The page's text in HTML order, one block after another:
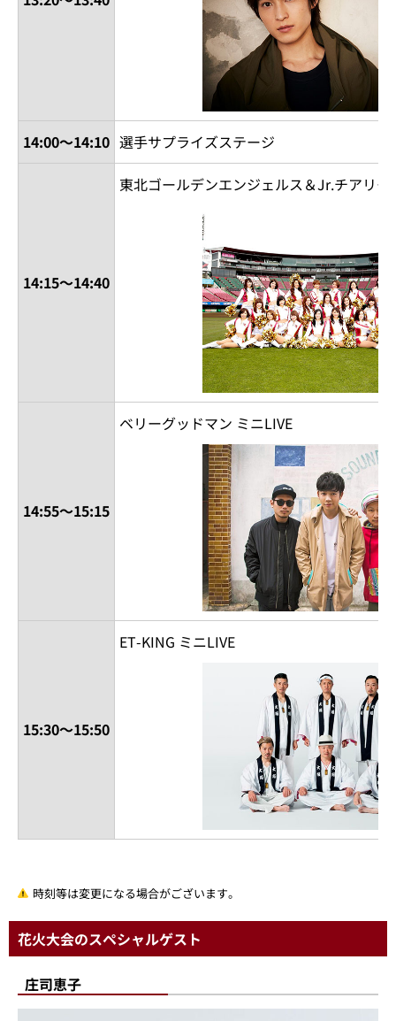
14:00～14:10 選手サプライズステージ
14:15～14:40
東北ゴールデンエンジェルス＆Jr.チアリ
14:55～15:15
ベリーグッドマン ミニLIVE
15:30～15:50
ET-KING ミニLIVE
時刻等は変更になる場合がございます。
花火大会のスペシャルゲスト
庄司恵子